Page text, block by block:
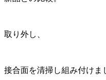
取り外し、
接合面を清掃し組み付けま